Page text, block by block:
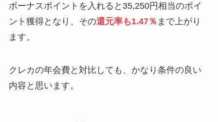
ボーナスポイントを入れると35,250円相当のポイ
ント獲得となり、その還元率も1.47％ まで上がり
ます。
クレカの年会費と対比しても、かなり条件の良い
内容と思います。